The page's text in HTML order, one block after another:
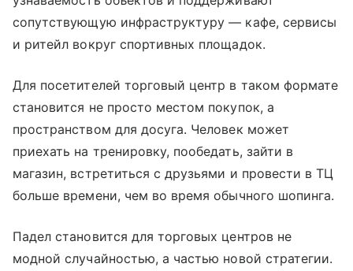
сопутствующую инфраструктуру — кафе, сервисы
и ритейл вокруг спортивных площадок.
Для посетителей торговый центр в таком формате
становится не просто местом покупок, а
пространством для досуга. Человек может
приехать на тренировку, пообедать, зайти в
магазин, встретиться с друзьями и провести в ТЦ
больше времени, чем во время обычного шопинга.
Падел становится для торговых центров не
модной случайностью, а частью новой стратегии.